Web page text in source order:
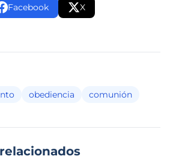
Facebook X
obediencia comunión